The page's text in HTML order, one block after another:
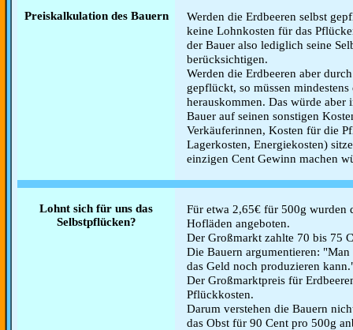
Preiskalkulation des Bauern
Werden die Erdbeeren selbst
keine Lohnkosten für das
der Bauer also lediglich seine
berücksichtigen.
Werden die Erdbeeren aber
gepflückt, so müssen
herauskommen. Das würde aber
Bauer auf seinen sonstigen
Verkäuferinnen, Kosten für die
Lagerkosten, Energiekosten)
einzigen Cent Gewinn machen
Lohnt sich für uns das
Selbstpflücken?
Für etwa 2,65€ für 500g wurden
Hofläden angeboten.
Der Großmarkt zahlte 70 bis 75
Die Bauern argumentieren:
das Geld noch produzieren
Der Großmarktpreis für
Pflückkosten.
Darum verstehen die Bauern
das Obst für 90 Cent pro 500g